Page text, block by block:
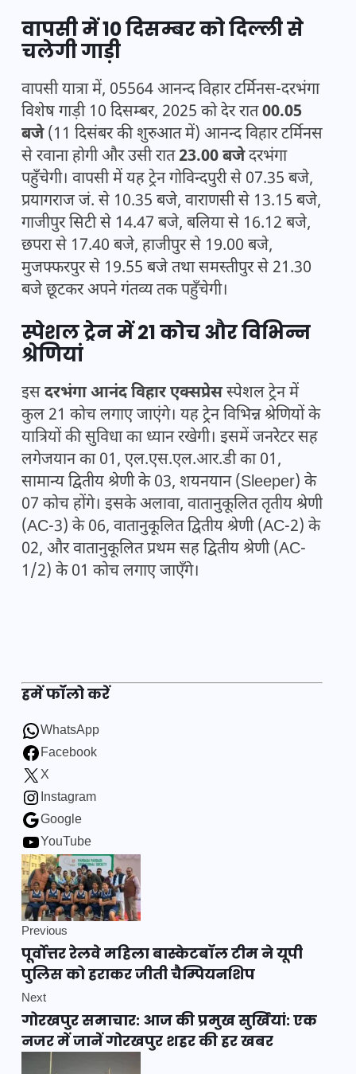
वापसी में 10 दिसम्बर को दिल्ली से
चलेगी गाड़ी
वापसी यात्रा में, 05564 आनन्द विहार टर्मिनस-दरभंगा
विशेष गाड़ी 10 दिसम्बर, 2025 को देर रात00.05
बजे(11 दिसंबर की शुरुआत में) आनन्द विहार टर्मिनस
से रवाना होगी और उसी रात23.00 बजेदरभंगा
पहुँचेगी। वापसी में यह ट्रेन गोविन्दपुरी से 07.35 बजे,
प्रयागराज जं. से 10.35 बजे, वाराणसी से 13.15 बजे,
गाजीपुर सिटी से 14.47 बजे, बलिया से 16.12 बजे,
छपरा से 17.40 बजे, हाजीपुर से 19.00 बजे,
मुजफ्फरपुर से 19.55 बजे तथा समस्तीपुर से 21.30
बजे छूटकर अपने गंतव्य तक पहुँचेगी।
स्पेशल ट्रेन में 21 कोच और विभिन्न
श्रेणियां
इसदरभंगा आनंद विहार एक्सप्रेसस्पेशल ट्रेन में
कुल 21 कोच लगाए जाएंगे। यह ट्रेन विभिन्न श्रेणियों के
यात्रियों की सुविधा का ध्यान रखेगी। इसमें जनरेेटर सह
लगेजयान का 01, एल.एस.एल.आर.डी का 01,
सामान्य द्वितीय श्रेणी के 03, शयनयान (Sleeper) के
07 कोच होंगे। इसके अलावा, वातानुकूलित तृतीय श्रेणी
(AC-3) के 06, वातानुकूलित द्वितीय श्रेणी (AC-2) के
02, और वातानुकूलित प्रथम सह द्वितीय श्रेणी (AC-
1/2) के 01 कोच लगाए जाएँगे।
हमें फॉलो करें
WhatsApp
Facebook
X
Instagram
Google
YouTube
Previous
पूर्वोत्तर रेलवे महिला बास्केटबॉल टीम ने यूपी
पुलिस को हराकर जीती चैम्पियनशिप
Next
गोरखपुर समाचार: आज की प्रमुख सुर्खियां: एक
नजर में जानें गोरखपुर शहर की हर खबर